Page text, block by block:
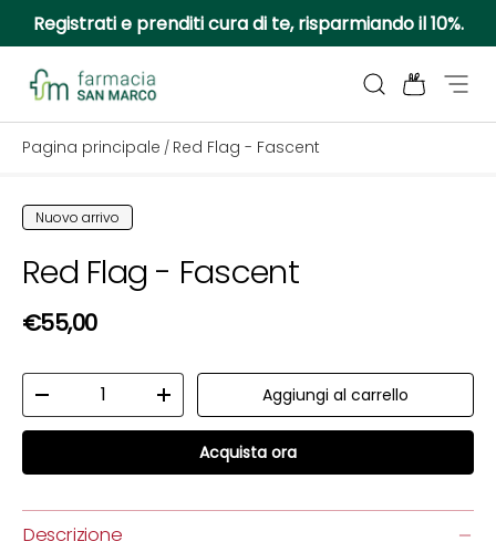
Passa ai contenuti
Registrati e prenditi cura di te, risparmiando il 10%.
Farmacia San Marco
Cerca Borsa
Pagina principale / Red Flag - Fascent
Passa alle informazioni sul prodotto
Nuovo arrivo
Red Flag - Fascent
Prezzo normale
€55,00
Diminuire la quantitàAumenta la quantità
Aggiungi al carrello
Acquista ora
Descrizione